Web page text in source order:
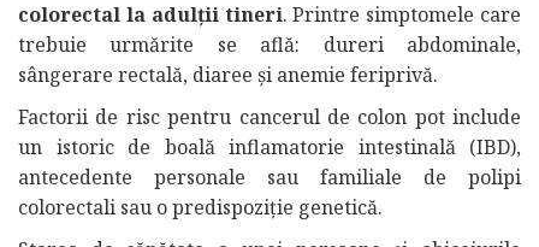
colorectal la adulții tineri. Printre simptomele care
trebuie urmărite se află: dureri abdominale,
sângerare rectală, diaree și anemie feriprivă.
Factorii de risc pentru cancerul de colon pot include
un istoric de boală inflamatorie intestinală (IBD),
antecedente personale sau familiale de polipi
colorectali sau o predispoziție genetică.